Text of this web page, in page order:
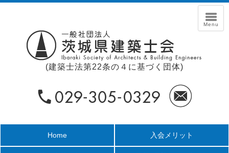
(建築士法第22条の４に基づく団体)
Home 入会メリット